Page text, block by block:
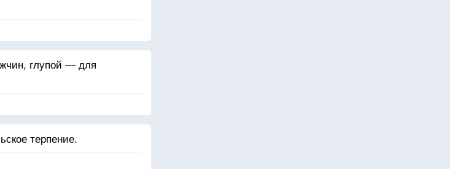
глупой — для
терпение.